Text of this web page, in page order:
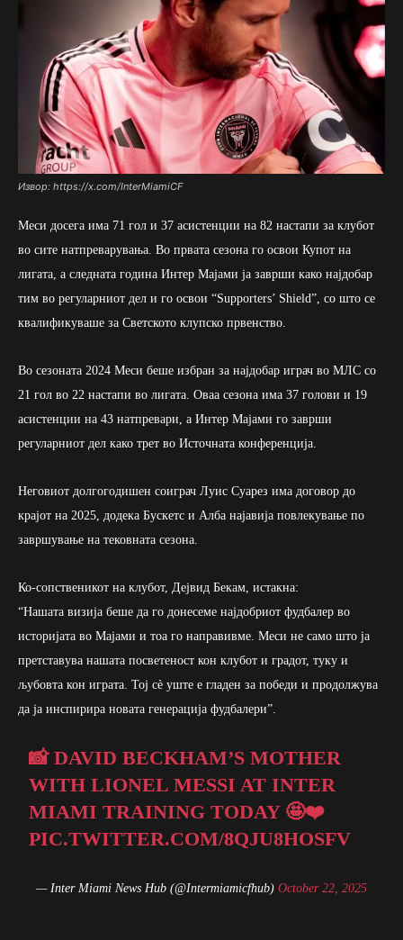
Извор: https://x.com/InterMiamiCF
Меси досега има 71 гол и 37 асистенции на 82 настапи за клубот
во сите натпреварувања. Во првата сезона го освои Купот на
лигата, а следната година Интер Мајами ја заврши како најдобар
тим во регуларниот дел и го освои “Supporters’ Shield”, со што се
квалификуваше за Светското клупско првенство.
Во сезоната 2024 Меси беше избран за најдобар играч во МЛС со
21 гол во 22 настапи во лигата. Оваа сезона има 37 голови и 19
асистенции на 43 натпревари, а Интер Мајами го заврши
регуларниот дел како трет во Источната конференција.
Неговиот долгогодишен соиграч Луис Суарез има договор до
крајот на 2025, додека Бускетс и Алба најавија повлекување по
завршување на тековната сезона.
Ко-сопственикот на клубот, Дејвид Бекам, истакна:
“Нашата визија беше да го донесеме најдобриот фудбалер во
историјата во Мајами и тоа го направивме. Меси не само што ја
претставува нашата посветеност кон клубот и градот, туку и
љубовта кон играта. Тој сè уште е гладен за победи и продолжува
да ја инспирира новата генерација фудбалери”.
📸 DAVID BECKHAM’S MOTHER
WITH LIONEL MESSI AT INTER
MIAMI TRAINING TODAY 🤩❤️
PIC.TWITTER.COM/8QJU8HOSFV
— Inter Miami News Hub (@Intermiamicfhub) October 22, 2025